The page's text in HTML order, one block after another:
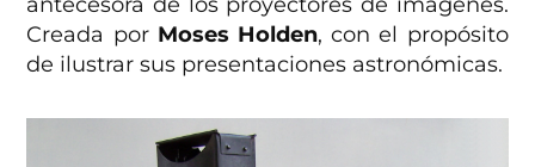
Creada por Moses Holden, con el propósito
de ilustrar sus presentaciones astronómicas.